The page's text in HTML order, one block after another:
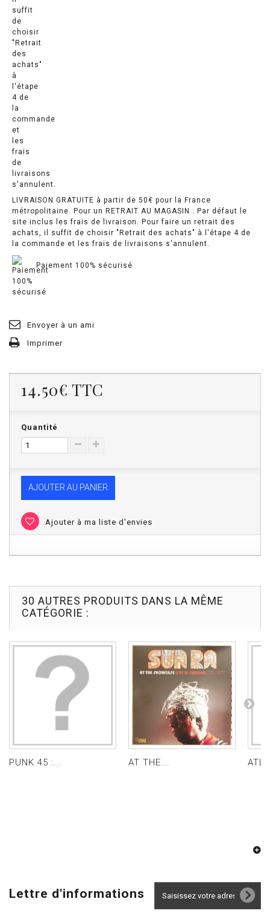
LIVRAISON GRATUITE à partir de 50€ pour la France
métropolitaine. Pour un RETRAIT AU MAGASIN : Par défaut le
site inclus les frais de livraison. Pour faire un retrait des
achats, il suffit de choisir "Retrait des achats" à l'étape 4 de
la commande et les frais de livraisons s'annulent.
Paiement 100% sécurisé
Envoyer à un ami
Imprimer
14.50€ TTC
Quantité
AJOUTER AU PANIER
Ajouter à ma liste d'envies
30 AUTRES PRODUITS DANS LA MÊME
CATÉGORIE :
PUNK 45 :... AT THE...
Lettre d'informations